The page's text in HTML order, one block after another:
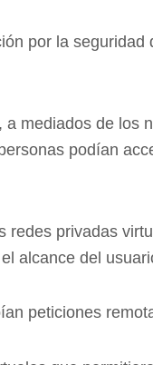
por la seguridad
mediados de los
podían
redes privadas
alcance del
peticiones